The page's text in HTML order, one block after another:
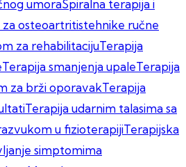
umoraSpiralna terapija i
osteoartritistehnike ručne
za rehabilitacijuTerapija
Terapija smanjenja upaleTerapija
za brži oporavakTerapija
Terapija udarnim talasima sa
u fizioterapijiTerapijska
simptomima